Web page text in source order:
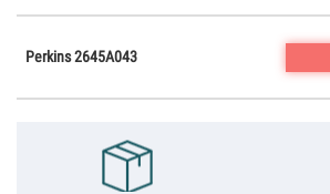
Perkins 2645A043